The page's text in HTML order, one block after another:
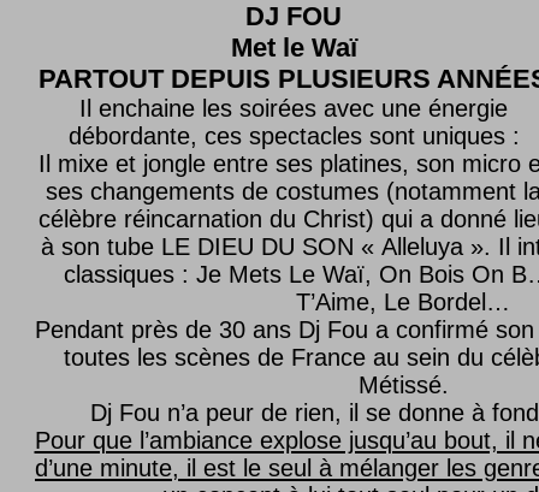
DJ FOU
Met le Waï
PARTOUT DEPUIS PLUSIEURS
Il enchaine les soirées avec une énergie
débordante, ces spectacles sont uniques :
Il mixe et jongle entre ses platines, son micro
ses changements de costumes (notamment
célèbre réincarnation du Christ) qui a donné
à son tube LE DIEU DU SON « Alleluya ». Il
classiques : Je Mets Le Waï, On Bois On
T’Aime, Le Bordel…
Pendant près de 30 ans Dj Fou a confirmé son
toutes les scènes de France au sein du
Métissé.
Dj Fou n’a peur de rien, il se donne à
Pour que l’ambiance explose jusqu’au bout, il
d’une minute, il est le seul à mélanger les